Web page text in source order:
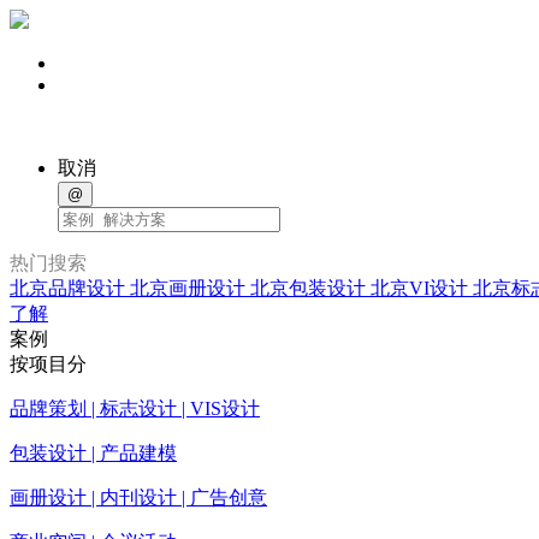
取消
@
热门搜索
北京品牌设计 北京画册设计 北京包装设计 北京VI设计 北京标
了解
案例
按项目分
品牌策划 | 标志设计 | VIS设计
包装设计 | 产品建模
画册设计 | 内刊设计 | 广告创意